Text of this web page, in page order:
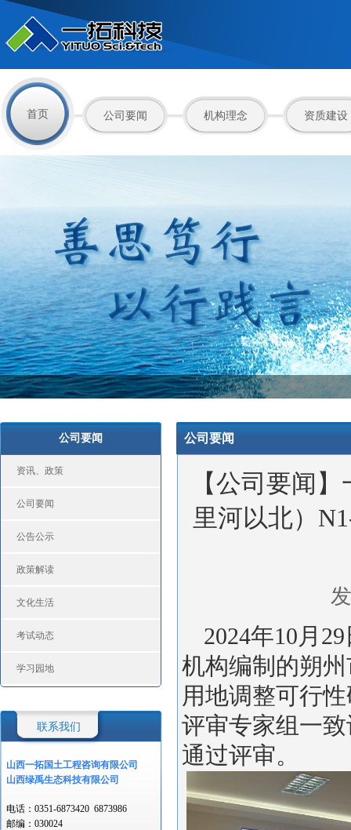
首页 公司要闻 机构理念 资质建设
公司要闻
资讯、政策
公司要闻
公告公示
政策解读
文化生活
考试动态
学习园地
联系我们
山西一拓国土工程咨询有限公司
山西绿禹生态科技有限公司
电话：0351-6873420 6873986
邮编：030024
公司要闻
【公司要闻
里河以北）
2024年10月 29
机构编制的朔
用地调整可行
评审专家组一
通过评审。